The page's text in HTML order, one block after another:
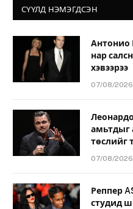
СҮҮЛД НЭМЭГДСЭН
Антонио
нар
хэвээрээ
07/08/2026
амьтдыг
төслийг
07/08/2026
Реппер
студид